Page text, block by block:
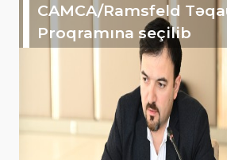
CAMCA/Ramsfeld
Proqramına seçilib